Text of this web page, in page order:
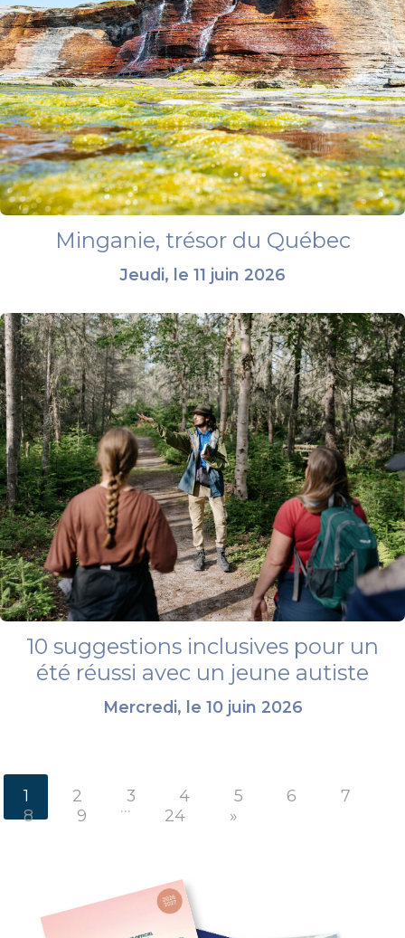
Minganie, trésor du Québec
Jeudi, le 11 juin 2026
10 suggestions inclusives pour un
été réussi avec un jeune autiste
Mercredi, le 10 juin 2026
1 2 3 4 5 6
7
8
9 ... 24 »